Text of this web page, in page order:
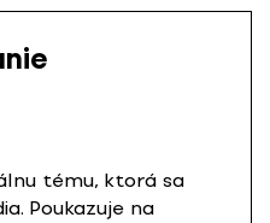
tému, ktorá sa
Poukazuje na